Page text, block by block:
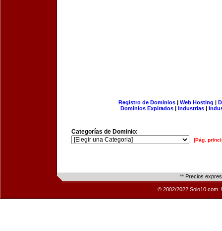
Registro de Dominios| Web Hosting |
Dominios Expirados | Industrias |
Categorías de Dominio:
[Pág.
** Precios
© 2002/2022 Solo10.com